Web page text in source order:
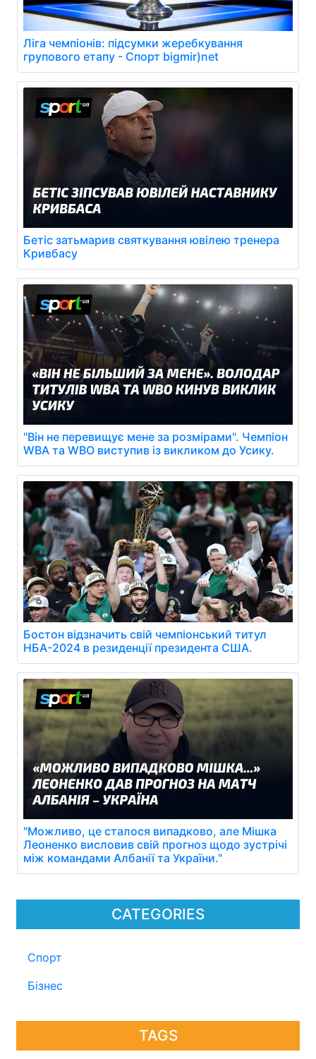
CATEGORIES
Спорт
Бізнес
TAGS
Ліга чемпіонів: підсумки жеребкування
групового етапу - Спорт bigmir)net
Бетіс затьмарив святкування ювілею тренера
Кривбасу
"Він не перевищує мене за розмірами". Чемпіон
WBA та WBO виступив із викликом до Усику.
Бостон відзначить свій чемпіонський титул
НБА-2024 в резиденції президента США.
"Можливо, це сталося випадково, але Мішка
Леоненко висловив свій прогноз щодо зустрічі
між командами Албанії та України."